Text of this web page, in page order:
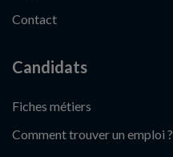
Contact
Candidats
Fiches métiers
Comment trouver un emploi ?